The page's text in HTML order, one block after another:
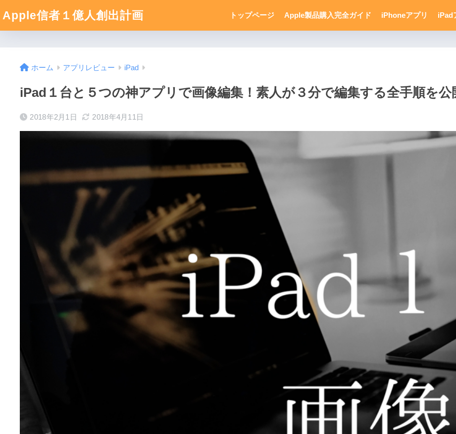
Apple信者１億人創出計画 トップページ Apple製品購入完全ガイド iPhoneアプリ iPad
ホーム アプリレビュー iPad
iPad１台と５つの神アプリで画像編集！素人が３分で編集する全手順を公
2018年2月1日 2018年4月11日